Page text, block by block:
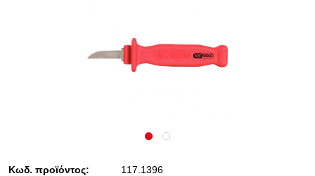
Κωδ. προϊόντος:
117.1396